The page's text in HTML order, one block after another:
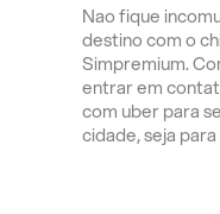
Nao fique
destino com o
Simpremium.
entrar em
com uber para
cidade, seja